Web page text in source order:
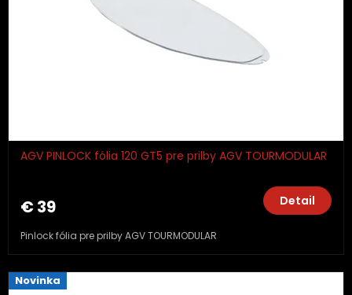
AGV PINLOCK fólia 120 GT5 pre prilby AGV TOURMODULAR
€ 39 Detail
Pinlock fólia pre prilby AGV TOURMODULAR
Novinka